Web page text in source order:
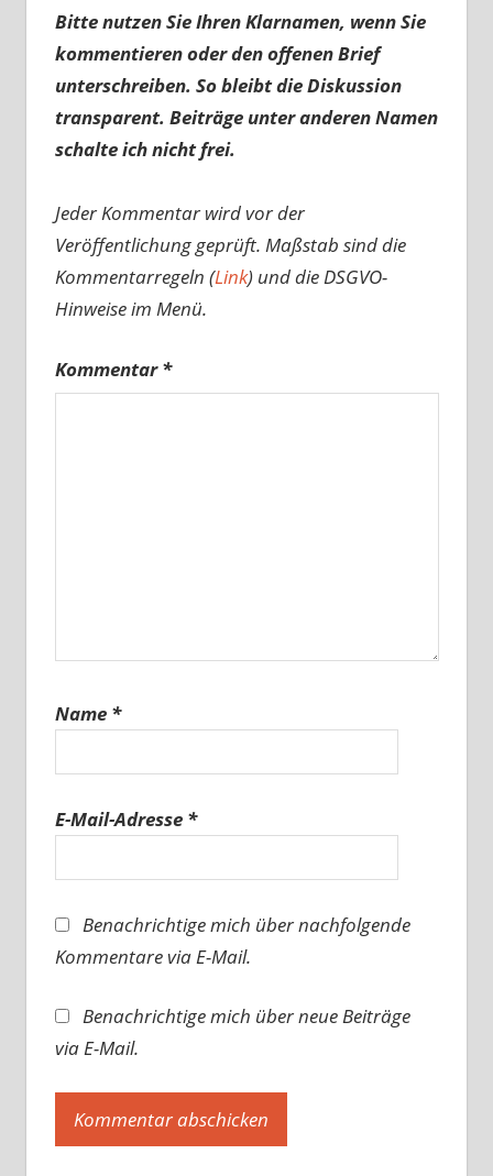
Bitte nutzen Sie Ihren Klarnamen, wenn Sie
kommentieren oder den offenen Brief
unterschreiben. So bleibt die Diskussion
transparent. Beiträge unter anderen Namen
schalte ich nicht frei.
Jeder Kommentar wird vor der
Veröffentlichung geprüft. Maßstab sind die
Kommentarregeln (Link) und die DSGVO-
Hinweise im Menü.
Kommentar*
Name *
E-Mail-Adresse *
Benachrichtige mich über nachfolgende
Kommentare via E-Mail.
Benachrichtige mich über neue Beiträge
via E-Mail.